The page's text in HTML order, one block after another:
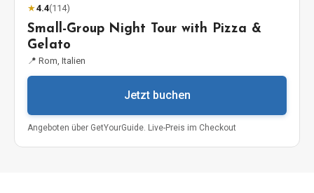
★4.4(114)
Small-Group Night Tour with Pizza &
Gelato
📍 Rom, Italien
Jetzt buchen
Angeboten über GetYourGuide. Live-Preis im Checkout